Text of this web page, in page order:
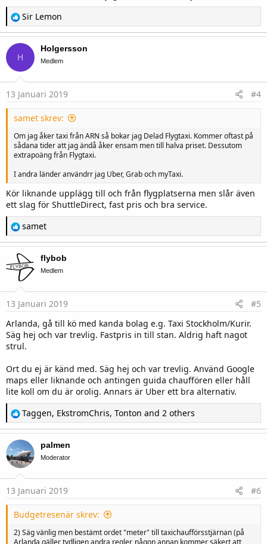
R
a
c
i
o
:
Sir Lemon
H
Holgersson
Medlem
13 Januari 2019 #4
samet skrev:
Om jag åker taxi från ARN så bokar jag Delad Flygtaxi. Kommer oftast på
sådana tider att jag ändå åker ensam men till halva priset. Dessutom
extrapoäng från Flygtaxi.
I andra länder användrr jag Uber, Grab och myTaxi.
Kör liknande upplägg till och från flygplatserna men slår även
ett slag för ShuttleDirect, fast pris och bra service.
R
a
t
i
o
:
samet
flybob
Medlem
13 Januari 2019
#5
Arlanda, gå till kö med kanda bolag e.g. Taxi Stockholm/Kurir.
Säg hej och var trevlig. Fastpris in till stan. Aldrig haft nagot
strul.
Ort du ej är känd med. Säg hej och var trevlig. Använd Google
maps eller liknande och antingen guida chauffören eller håll
lite koll om du är orolig. Annars är Uber ett bra alternativ.
R
a
c
t
i
o
:
Taggen, EkstromChris, Tonton and 2 others
palmen
Moderator
13 Januari 2019 #6
Budgetresenär skrev:
2) Säg vänlig men bestämt ordet "meter" till taxichaufförsstjärnan (på
Arlanda gäller tydligen andra regler, någon annan kommer säkert att